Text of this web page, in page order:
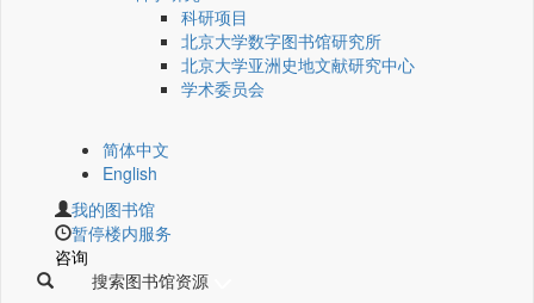
科研项目
北京大学数字图书馆研究所
北京大学亚洲史地文献研究中心
学术委员会
简体中文
English
我的图书馆
暂停楼内服务
咨询
搜索图书馆资源